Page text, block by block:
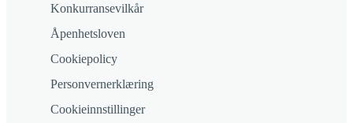
Konkurransevilkår
Åpenhetsloven
Cookiepolicy
Personvernerklæring
Cookieinnstillinger